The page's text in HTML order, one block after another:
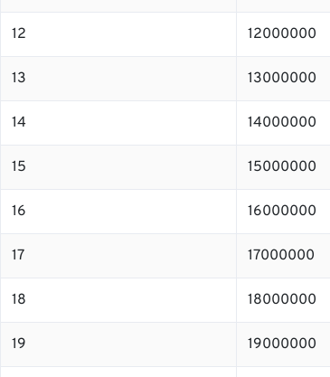
12 12000000
13 13000000
14 14000000
15 15000000
16 16000000
17 17000000
18 18000000
19 19000000